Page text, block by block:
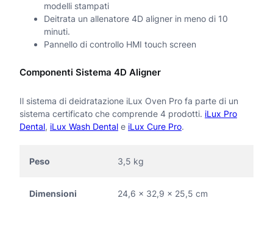
modelli stampati
Deitrata un allenatore 4D aligner in meno di 10
minuti.
Pannello di controllo HMI touch screen
Componenti Sistema 4D Aligner
Il sistema di deidratazione iLux Oven Pro fa parte di un
sistema certificato che comprende 4 prodotti. iLux Pro
Dental, iLux Wash Dental e iLux Cure Pro.
Peso 3,5 kg
Dimensioni 24,6 × 32,9 × 25,5 cm